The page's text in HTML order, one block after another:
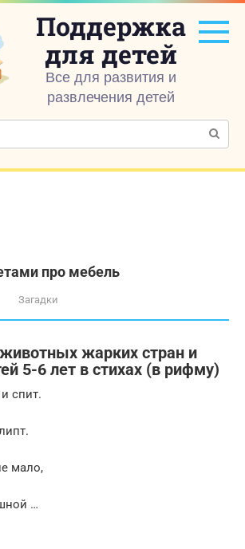
Поддержка
для детей
Все для развития и
развлечения детей
про мебель
Загадки
жарких стран и
5-6 лет в стихах (в рифму)
спит.
мало,
…